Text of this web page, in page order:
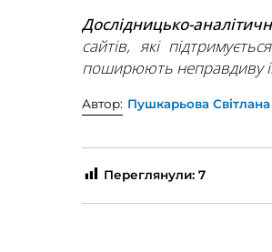
Дослідницько-
сайтів, які
поширюють неправдиву
Автор: Пушкарьова Світлана
Переглянули: 7